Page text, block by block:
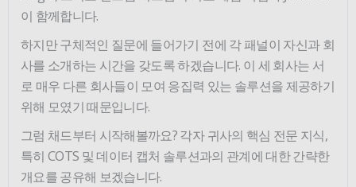
이 함께합니다.
하지만 구체적인 질문에 들어가기 전에 각 패널이 자신과 회
사를 소개하는 시간을 갖도록 하겠습니다. 이 세 회사는 서
로 매우 다른 회사들이 모여 응집력 있는 솔루션을 제공하기
위해 모였기 때문입니다.
그럼 채드부터 시작해볼까요? 각자 귀사의 핵심 전문 지식,
특히 COTS 및 데이터 캡처 솔루션과의 관계에 대한 간략한
개요를 공유해 보겠습니다.